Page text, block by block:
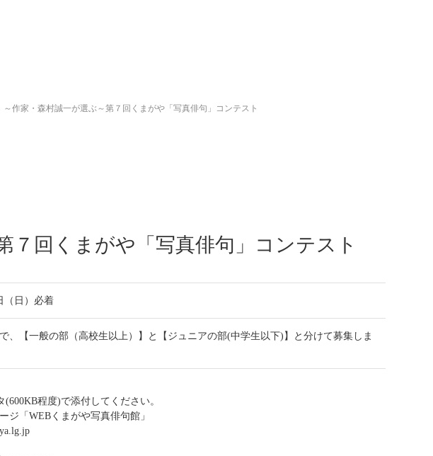
～作家・森村誠一が選ぶ～第７回くまがや「写真俳句」コンテスト
７回くまがや「写真俳句」コンテスト
（日）必着
、【一般の部（高校生以上）】と【ジュニアの部(中学生以下)】と分けて募集しま
程度)で添付してください。
ジ「WEBくまがや写真俳句館」